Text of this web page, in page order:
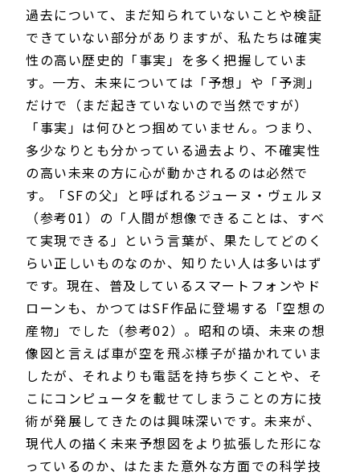
過去について、まだ知られていないことや検証
できていない部分がありますが、私たちは確実
性の高い歴史的「事実」を多く把握していま
す。一方、未来については「予想」や「予測」
だけで（まだ起きていないので当然ですが）
「事実」は何ひとつ掴めていません。つまり、
多少なりとも分かっている過去より、不確実性
の高い未来の方に心が動かされるのは必然で
す。「SFの父」と呼ばれるジューヌ・ヴェルヌ
（参考01）の「人間が想像できることは、すべ
て実現できる」という言葉が、果たしてどのく
らい正しいものなのか、知りたい人は多いはず
です。現在、普及しているスマートフォンやド
ローンも、かつてはSF作品に登場する「空想の
産物」でした（参考02）。昭和の頃、未来の想
像図と言えば車が空を飛ぶ様子が描かれていま
したが、それよりも電話を持ち歩くことや、そ
こにコンピュータを載せてしまうことの方に技
術が発展してきたのは興味深いです。未来が、
現代人の描く未来予想図をより拡張した形にな
っているのか、はたまた意外な方面での科学技